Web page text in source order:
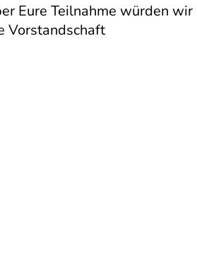
Eure Teilnahme würden
Vorstandschaft